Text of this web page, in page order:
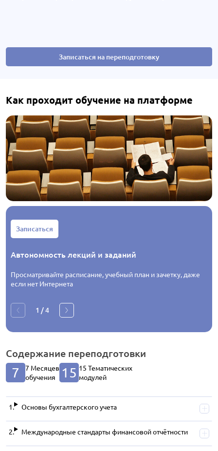
Записаться на переподготовку
Как проходит обучение на платформе
Записаться
Автономность лекций и заданий
Просматривайте расписание, учебный план и зачетку, даже
если нет Интернета
1 /4
Содержание переподготовки
7
7 Месяцев
обучения
15 15 Тематических
модулей
Основы бухгалтерского учета
Международные стандарты финансовой отчётности